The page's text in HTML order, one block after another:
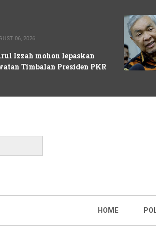
06, 2026
Izzah mohon lepaskan
Timbalan Presiden PKR
HOME